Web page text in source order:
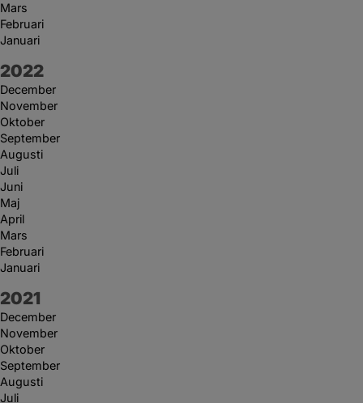
Mars
Februari
Januari
År:
2022
December
November
Oktober
September
Augusti
Juli
Juni
Maj
April
Mars
Februari
Januari
År:
2021
December
November
Oktober
September
Augusti
Juli